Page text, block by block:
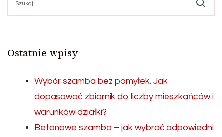
Ostatnie wpisy
Wybór szamba bez pomyłek. Jak
dopasować zbiornik do liczby mieszkańców i
warunków działki?
Betonowe szambo – jak wybrać odpowiedni